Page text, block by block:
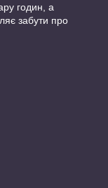
годин, а
забути про